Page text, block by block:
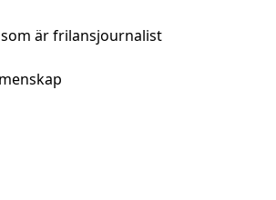
är frilansjournalist